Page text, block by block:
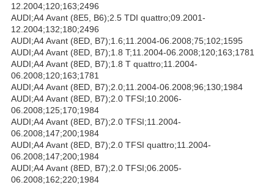
12.2004;120;163;2496
AUDI;A4 Avant (8E5, B6);2.5 TDI quattro;09.2001-
12.2004;132;180;2496
AUDI;A4 Avant (8ED, B7);1.6;11.2004-06.2008;75;102;1595
AUDI;A4 Avant (8ED, B7);1.8 T;11.2004-06.2008;120;163;1781
AUDI;A4 Avant (8ED, B7);1.8 T quattro;11.2004-
06.2008;120;163;1781
AUDI;A4 Avant (8ED, B7);2.0;11.2004-06.2008;96;130;1984
AUDI;A4 Avant (8ED, B7);2.0 TFSI;10.2006-
06.2008;125;170;1984
AUDI;A4 Avant (8ED, B7);2.0 TFSI;11.2004-
06.2008;147;200;1984
AUDI;A4 Avant (8ED, B7);2.0 TFSI quattro;11.2004-
06.2008;147;200;1984
AUDI;A4 Avant (8ED, B7);2.0 TFSI;06.2005-
06.2008;162;220;1984